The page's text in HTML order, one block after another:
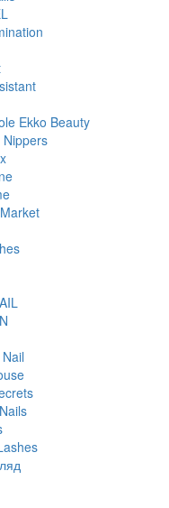
Ekko Beauty